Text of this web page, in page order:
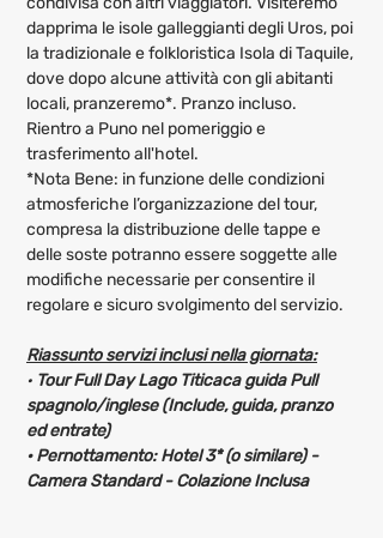
dapprima le isole galleggianti degli Uros, poi
la tradizionale e folkloristica Isola di Taquile,
dove dopo alcune attività con gli abitanti
locali, pranzeremo*. Pranzo incluso.
Rientro a Puno nel pomeriggio e
trasferimento all'hotel.
*Nota Bene: in funzione delle condizioni
atmosferiche l’organizzazione del tour,
compresa la distribuzione delle tappe e
delle soste potranno essere soggette alle
modifiche necessarie per consentire il
regolare e sicuro svolgimento del servizio.
Riassunto servizi inclusi nella giornata:
· Tour Full Day Lago Titicaca guida Pull
spagnolo/inglese (Include, guida, pranzo
ed entrate)
· Pernottamento: Hotel 3* (o similare) -
Camera Standard - Colazione Inclusa